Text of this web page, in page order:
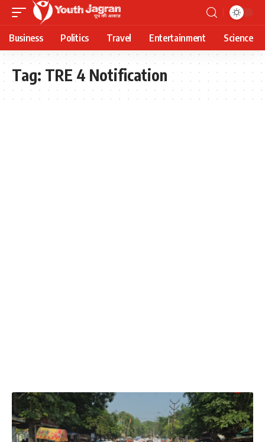
Business Politics Travel Entertainment Science
Tag: TRE 4 Notification